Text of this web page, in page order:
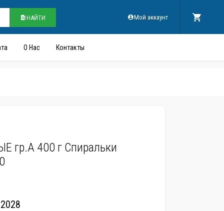
НАЙТИ Мой аккаунт
О Нас Контакты
гр.А 400 г Спиральки